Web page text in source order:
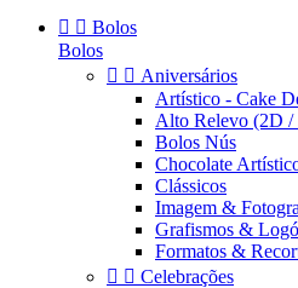
  Bolos
Bolos
  Aniversários
Artístico - Cake
Alto Relevo (2D /
Bolos Nús
Chocolate
Clássicos
Imagem &
Grafismos &
Formatos &
  Celebrações